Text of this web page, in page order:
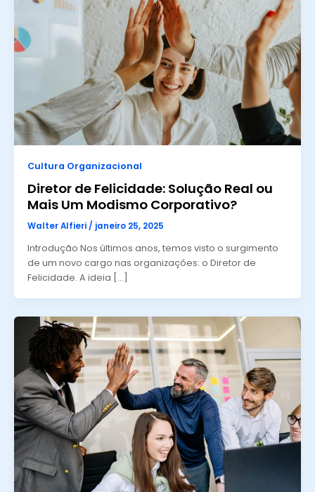
Cultura Organizacional
Diretor de Felicidade: Solução Real ou
Mais Um Modismo Corporativo?
Walter Alfieri/ janeiro 25, 2025
Introdução Nos últimos anos, temos visto o surgimento
de um novo cargo nas organizações: o Diretor de
Felicidade. A ideia […]